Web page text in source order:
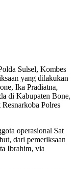
Sulsel, Kombes
yang dilakukan
Ika Pradiatna,
di Kabupaten Bone,
Polres
operasional Sat
dari pemeriksaan
Ibrahim, via